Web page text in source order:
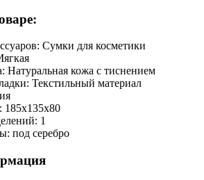
Сумки для косметики
Натуральная кожа с тиснением
Текстильный материал
185х135х80
1
под серебро